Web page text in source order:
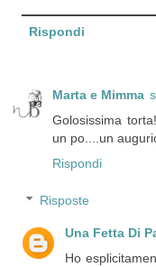
Rispondi
Marta e Mimma
Golosissima
un po....un
Rispondi
Risposte
Una Fetta Di
Ho